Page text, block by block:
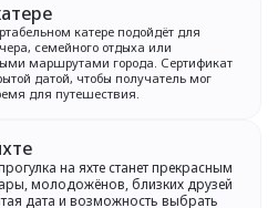
катере подойдёт для
семейного отдыха или
маршрутами города. Сертификат
датой, чтобы получатель мог
для путешествия.
на яхте станет прекрасным
молодожёнов, близких друзей
дата и возможность выбрать